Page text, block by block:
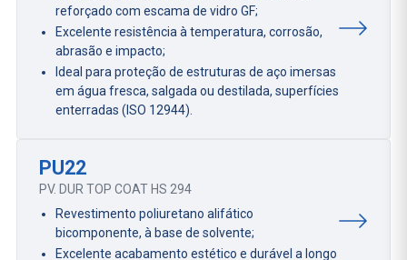
reforçado com escama de vidro GF;
Excelente resistência à temperatura, corrosão,
abrasão e impacto;
Ideal para proteção de estruturas de aço imersas
em água fresca, salgada ou destilada, superfícies
enterradas (ISO 12944).
PU22
PV. DUR TOP COAT HS 294
Revestimento poliuretano alifático
bicomponente, à base de solvente;
Excelente acabamento estético e durável a longo